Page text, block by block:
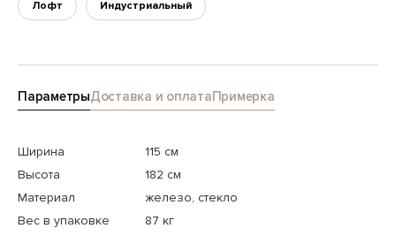
Лофт Индустриальный
ПараметрыДоставка и оплатаПримерка
Ширина
115 см
Высота
182 см
Материал
железо, стекло
Вес в упаковке
87 кг